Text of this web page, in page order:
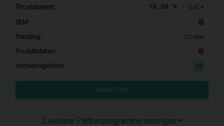
Provisionen: 10,00 % / Sale
SEM:
Tracking:
Cookie
Produktdaten:
Vertriebsgebiete:
ANMELDEN
2 weitere Partnerprogramme anzeigen